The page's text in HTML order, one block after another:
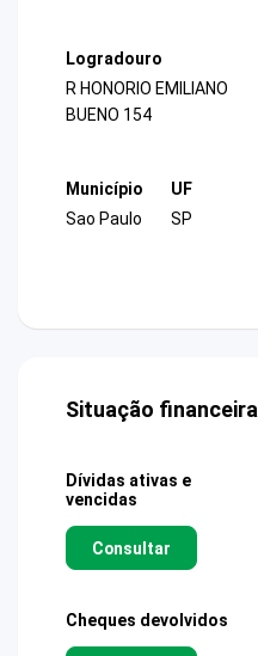
Logradouro
R HONORIO EMILIANO
BUENO 154
Município
Sao Paulo
UF
SP
Situação financeira
Dívidas ativas e
vencidas
Consultar
Cheques devolvidos